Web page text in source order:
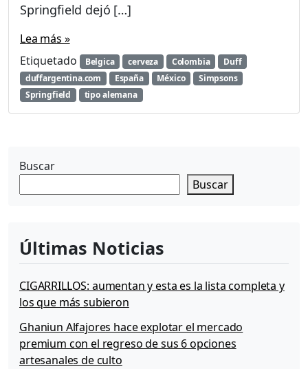
e
s
t
e
g
e
a
Springfield dejó […]
Lea más »
Etiquetado
Belgica cerveza Colombia
Duff
duffargentina.com
España México
Simpsons
Springfield
tipo alemana
Buscar
Buscar
Últimas Noticias
CIGARRILLOS: aumentan y esta es la lista completa y
los que más subieron
Ghaniun Alfajores hace explotar el mercado
premium con el regreso de sus 6 opciones
artesanales de culto